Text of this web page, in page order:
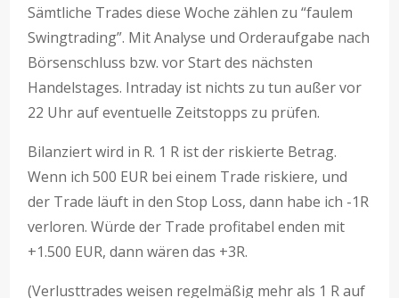
Sämtliche Trades diese Woche zählen zu “faulem
Swingtrading”. Mit Analyse und Orderaufgabe nach
Börsenschluss bzw. vor Start des nächsten
Handelstages. Intraday ist nichts zu tun außer vor
22 Uhr auf eventuelle Zeitstopps zu prüfen.
Bilanziert wird in R. 1 R ist der riskierte Betrag.
Wenn ich 500 EUR bei einem Trade riskiere, und
der Trade läuft in den Stop Loss, dann habe ich -1R
verloren. Würde der Trade profitabel enden mit
+1.500 EUR, dann wären das +3R.
(Verlusttrades weisen regelmäßig mehr als 1 R auf